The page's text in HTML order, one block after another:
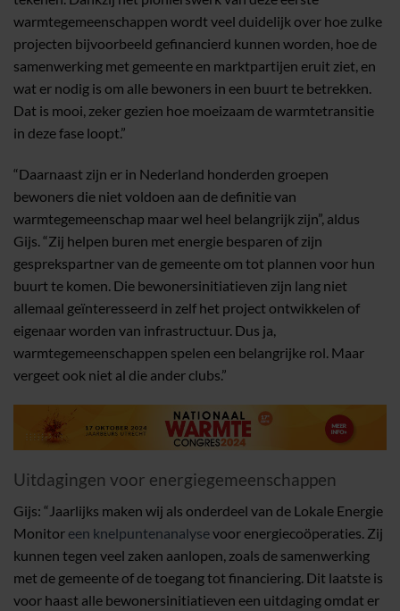
warmtegemeenschappen wordt veel duidelijk over hoe zulke
projecten bijvoorbeeld gefinancierd kunnen worden, hoe de
samenwerking met gemeente en marktpartijen eruit ziet, en
wat er nodig is om alle bewoners in een buurt te betrekken.
Dat is mooi, zeker gezien hoe moeizaam de warmtetransitie
in deze fase loopt.”
“Daarnaast zijn er in Nederland honderden groepen
bewoners die niet voldoen aan de definitie van
warmtegemeenschap maar wel heel belangrijk zijn”, aldus
Gijs. “Zij helpen buren met energie besparen of zijn
gesprekspartner van de gemeente om tot plannen voor hun
buurt te komen. Die bewonersinitiatieven zijn lang niet
allemaal geïnteresseerd in zelf het project ontwikkelen of
eigenaar worden van infrastructuur. Dus ja,
warmtegemeenschappen spelen een belangrijke rol. Maar
vergeet ook niet al die ander clubs.”
Uitdagingen voor energiegemeenschappen
Gijs: “Jaarlijks maken wij als onderdeel van de Lokale Energie
Monitor een knelpuntenanalysevoor energiecoöperaties. Zij
kunnen tegen veel zaken aanlopen, zoals de samenwerking
met de gemeente of de toegang tot financiering. Dit laatste is
voor haast alle bewonersinitiatieven een uitdaging omdat er